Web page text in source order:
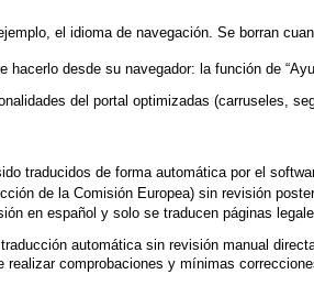
el idioma de navegación. Se borran
desde su navegador: la función de
del portal optimizadas (carruseles,
traducidos de forma automática por el
de la Comisión Europea) sin revisión
en español y solo se traducen páginas
automática sin revisión manual
comprobaciones y mínimas